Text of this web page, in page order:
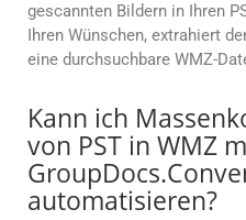
gescannten Bildern in Ihren
Ihren Wünschen, extrahiert
eine durchsuchbare WMZ-
Kann ich
von PST in WMZ
automatisieren?